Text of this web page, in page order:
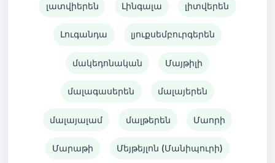
լատվիերեն Լինգալա լիտվերեն
Լուգանդա լյուքսեմբուրգերեն
մակեդոնական Մայթիլի
մալագասերեն մալայերեն
մալայալամ մալթերեն Մաորի
Մարաթի Մեյթեյլոն (Մանիպուրի)